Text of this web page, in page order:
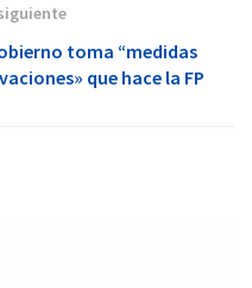
toma “medidas
que hace la FP